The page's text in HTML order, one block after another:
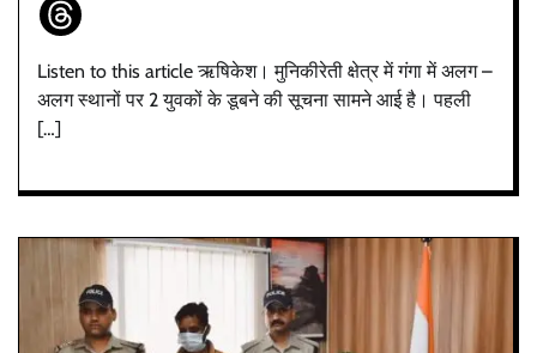
Listen to this article ऋषिकेश। मुनिकीरेती क्षेत्र में गंगा में अलग –
अलग स्थानों पर 2 युवकों के डूबने की सूचना सामने आई है। पहली
[…]